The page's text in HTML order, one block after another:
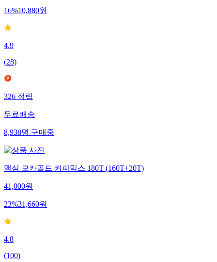
16%10,880원
4.9
(28)
326적립
무료배송
8,938명구매중
맥심 모카골드 커피믹스 180T (160T+20T)
41,000원
23%31,660원
4.8
(100)